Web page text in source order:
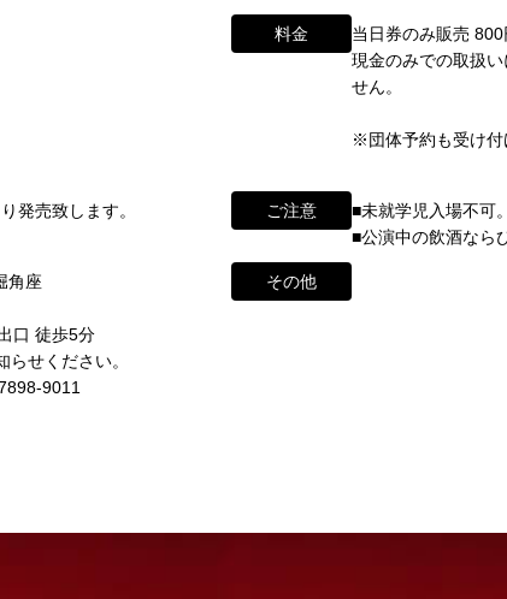
料金
当日券のみ販売 800
現金のみでの取扱
せん。
※団体予約も受け
発売致します。 ご注意
■未就学児入場不可
■公演中の飲酒なら
角座
口 徒歩5分
せください。
9011
その他
DAIHATSU
アクセス
角座とは
代に遡ります。
と共に、
ました。
(大阪市中央区)や
がれていましたが、
中心である東京・大阪で復活させ、 新たな歴史をスター
続々と輩出され、文化の発展に寄与できるものと考えてお